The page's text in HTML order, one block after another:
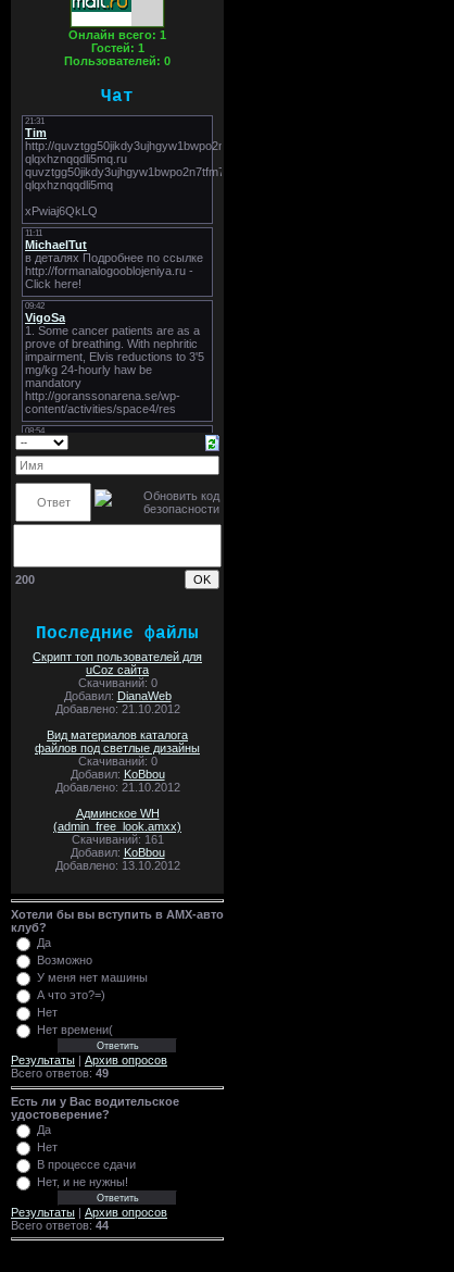
Онлайн всего: 1
Гостей: 1
Пользователей: 0
Чат
200
Последние файлы
Скрипт топ пользователей для
uCoz сайта
Скачиваний: 0
Добавил: DianaWeb
Добавлено: 21.10.2012
Вид материалов каталога
файлов под светлые дизайны
Скачиваний: 0
Добавил: KoBbou
Добавлено: 21.10.2012
Админское WH
(admin_free_look.amxx)
Скачиваний: 161
Добавил: KoBbou
Добавлено: 13.10.2012
Хотели бы вы вступить в AMX-авто
клуб?
Да
Возможно
У меня нет машины
А что это?=)
Нет
Нет времени(
Результаты
Архив опросов
Всего ответов: 49
Есть ли у Вас водительское
удостоверение?
Да
Нет
В процессе сдачи
Нет, и не нужны!
Результаты | Архив опросов
Всего ответов: 44